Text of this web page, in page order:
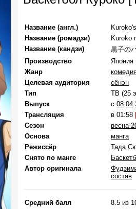
Название (англ.)
Название (ромадзи)
Kuroko
Название (кандзи)
黒子の
Производство
Япония
Жанр
Целевая аудитория
сёнэн
Тип
ТВ (25
Выпуск
c 08.04.
Трансляция
в 01:58
Сезон
весна-
Основа
манга
Режиссёр
Тада
Снято по манге
Автор оригинала
состав
Средний балл
8.5 из